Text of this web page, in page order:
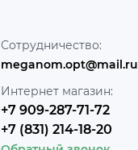
Сотрудничество:
meganom.opt@mail.ru
Интернет магазин:
+7 909-287-71-72
+7 (831) 214-18-20